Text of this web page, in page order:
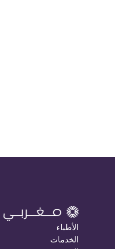
الأطباء
الخدمات